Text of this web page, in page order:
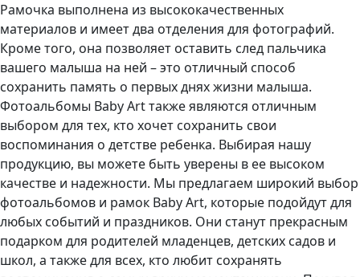
Рамочка выполнена из высококачественных
материалов и имеет два отделения для фотографий.
Кроме того, она позволяет оставить след пальчика
вашего малыша на ней – это отличный способ
сохранить память о первых днях жизни малыша.
Фотоальбомы Baby Art также являются отличным
выбором для тех, кто хочет сохранить свои
воспоминания о детстве ребенка. Выбирая нашу
продукцию, вы можете быть уверены в ее высоком
качестве и надежности. Мы предлагаем широкий выбор
фотоальбомов и рамок Baby Art, которые подойдут для
любых событий и праздников. Они станут прекрасным
подарком для родителей младенцев, детских садов и
школ, а также для всех, кто любит сохранять